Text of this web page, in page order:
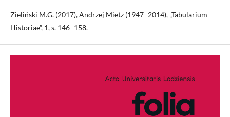
Zieliński M.G. (2017), Andrzej Mietz (1947–2014), „Tabularium
Historiae”, 1, s. 146–158.